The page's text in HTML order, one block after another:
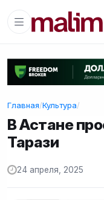
Главная/Культура/
В Астане
Тарази
24 апреля, 2025